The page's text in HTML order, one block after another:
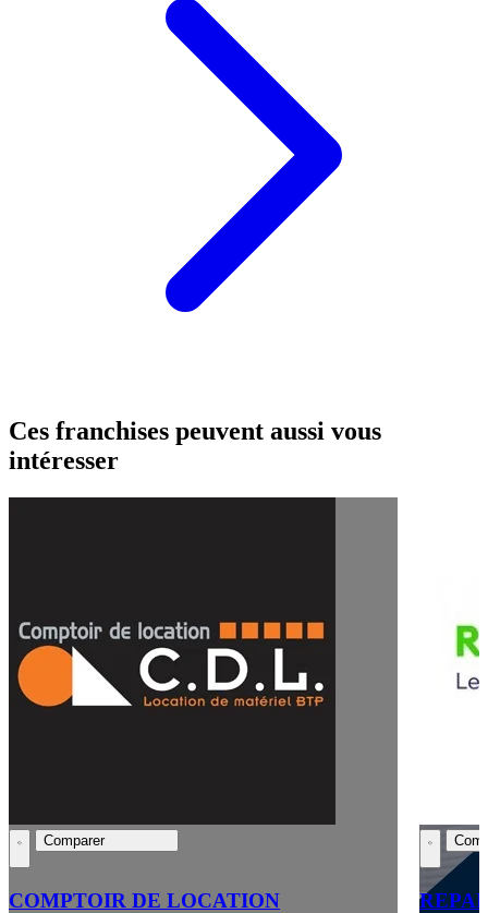
Ces franchises peuvent aussi vous
intéresser
Comparer
COMPTOIR DE LOCATION